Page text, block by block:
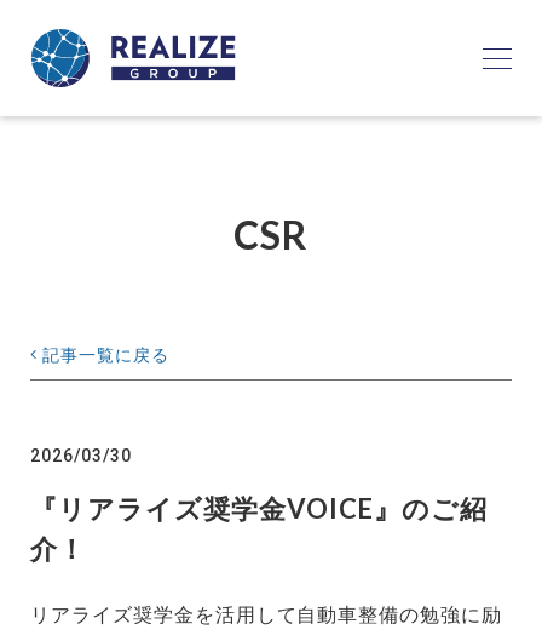
CSR
記事一覧に戻る
2026/03/30
『リアライズ奨学金VOICE』のご紹
介！
リアライズ奨学金を活用して自動車整備の勉強に励